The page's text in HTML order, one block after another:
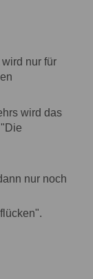
nur für
wird das
nur noch